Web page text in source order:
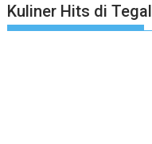
Kuliner Hits di Tegal